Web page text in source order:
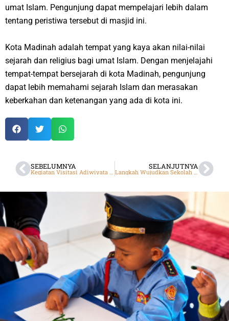
umat Islam. Pengunjung dapat mempelajari lebih dalam
tentang peristiwa tersebut di masjid ini.
Kota Madinah adalah tempat yang kaya akan nilai-nilai
sejarah dan religius bagi umat Islam. Dengan menjelajahi
tempat-tempat bersejarah di kota Madinah, pengunjung
dapat lebih memahami sejarah Islam dan merasakan
keberkahan dan ketenangan yang ada di kota ini.
SEBELUMNYA SELANJUTNYA